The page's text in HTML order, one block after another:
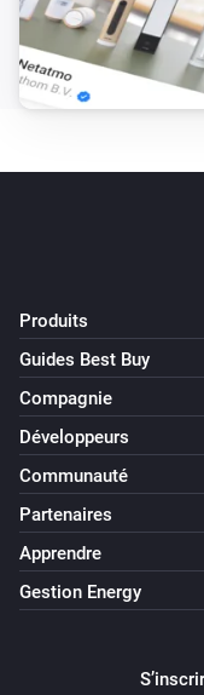
Produits
Guides Best Buy
Compagnie
Développeurs
Communauté
Partenaires
Apprendre
Gestion Energy